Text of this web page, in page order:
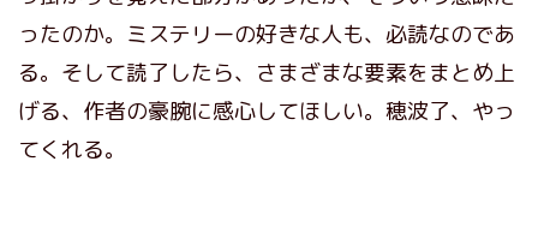
ったのか。ミステリーの好きな人も、必読なのであ
る。そして読了したら、さまざまな要素をまとめ上
げる、作者の豪腕に感心してほしい。穂波了、やっ
てくれる。